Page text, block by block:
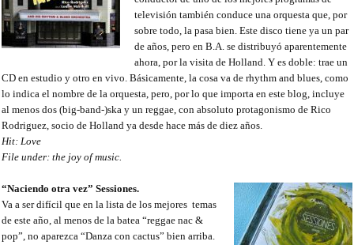
televisión también conduce una orquesta que, por
sobre todo, la pasa bien. Este disco tiene ya un par
de años, pero en B.A. se distribuyó aparentemente
ahora, por la visita de Holland. Y es doble: trae un
CD en estudio y otro en vivo. Básicamente, la cosa va de rhythm and blues, como
lo indica el nombre de la orquesta, pero, por lo que importa en este blog, incluye
al menos dos (big-band-)ska y un reggae, con absoluto protagonismo de Rico
Rodriguez, socio de Holland ya desde hace más de diez años.
Hit: Love
File under: the joy of music.
“Naciendo otra vez” Sessiones.
Va a ser difícil que en la lista de los mejores temas
de este año, al menos de la batea “reggae nac &
pop”, no aparezca “Danza con cactus” bien arriba.